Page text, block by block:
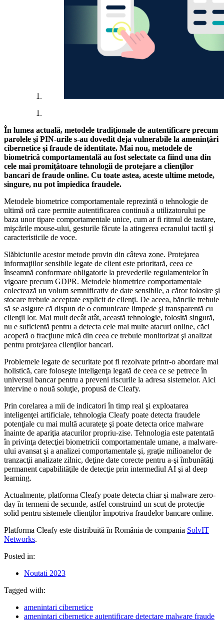
În lumea actuală, metodele tradiţionale de autentificare precum
parolele şi PIN-urile s-au dovedit deja vulnerabile la ameninţări
cibernetice şi fraude de identitate. Mai nou, metodele de
biometrică comportamentală au fost selectate ca fiind una din
cele mai promiţătoare tehnologii de protejare a clienţilor
bancari de fraude online. Cu toate astea, aceste ultime metode,
singure, nu pot împiedica fraudele.
Metodele biometrice comportamentale reprezintă o tehnologie de
ultimă oră care permite autentificarea continuă a utilizatorului pe
baza unor tipare comportamentale unice, cum ar fi ritmul de tastare,
mişcările mouse-ului, gesturile făcute la atingerea ecranului tactil şi
caracteristicile de voce.
Slăbiciunile acestor metode provin din câteva zone. Protejarea
informaţiilor sensibile legate de client este prioritară, ceea ce
înseamnă conformare obligatorie la prevederile regulamentelor în
vigoare precum GDPR. Metodele biometrice comportamentale
colectează un volum semnificativ de date sensibile, a căror folosire şi
stocare trebuie acceptate explicit de clienţi. De aceea, băncile trebuie
să se asigure că dispun de o comunicare limpede şi transparentă cu
clienţii lor. Mai mult decât atât, această tehnologie, folosită singură,
nu e suficientă pentru a detecta cele mai multe atacuri online, căci
acoperă o fracţiune mică din ceea ce trebuie monitorizat şi analizat
pentru protejarea clienţilor bancari.
Problemele legate de securitate pot fi rezolvate printr-o abordare mai
holistică, care foloseşte inteligenţa legată de ceea ce se petrece în
universul bancar pentru a preveni riscurile la adresa sistemelor. Aici
intervine o nouă soluţie, propusă de Cleafy.
Prin corelarea a mii de indicatori în timp real şi exploatarea
inteligenţei artificiale, tehnologia Cleafy poate detecta fraudele
potenţiale cu mai multă acurateţe şi poate detecta orice malware
înainte de apariţia atacurilor propriu-zise. Tehnologia este patentată
în privinţa detecţiei biometricii comportamentale umane, a malware-
ului avansat şi a analizei comportamentale şi, graţie milioanelor de
tranzacţii analizate zilnic, deţine date corecte pentru a-şi îmbunătăţi
permanent capabilităţile de detecţie prin intermediul AI şi al deep
learning.
Actualmente, platforma Cleafy poate detecta chiar şi malware zero-
day în termeni de secunde, astfel construind un scut de protecţie
solid pentru sistemele clienţilor împotriva fraudelor bancare online.
Platforma Cleafy este distribuită în România de compania SolvIT
Networks.
Posted in:
Noutati 2023
Tagged with:
amenintari cibernetice
amenintari cibernetice autentificare detectare malware fraude